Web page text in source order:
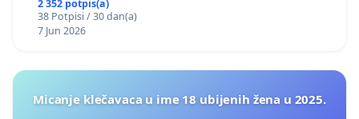
2 352 potpis(a)
38 Potpisi / 30 dan(a)
7 Jun 2026
Micanje klečavaca u ime 18 ubijenih žena u 2025.